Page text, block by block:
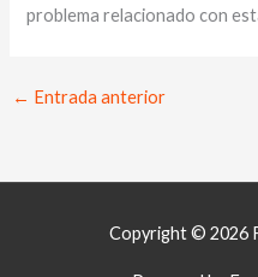
problema relacionado con
← Entrada anterior
Copyright © 2026